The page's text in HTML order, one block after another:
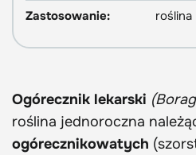
Zastosowanie:
roślina
Ogórecznik lekarski
roślina jednoroczna
ogórecznikowatych